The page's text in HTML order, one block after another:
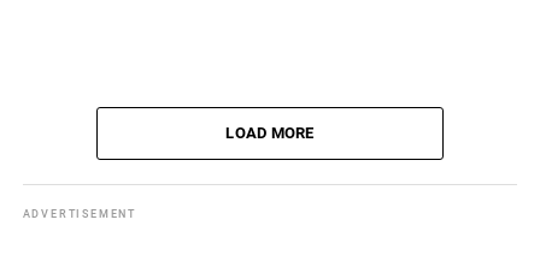
LOAD MORE
ADVERTISEMENT